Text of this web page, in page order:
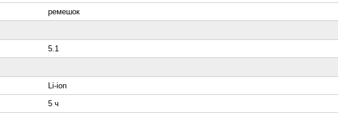
ремешок
5.1
Li-ion
5 ч